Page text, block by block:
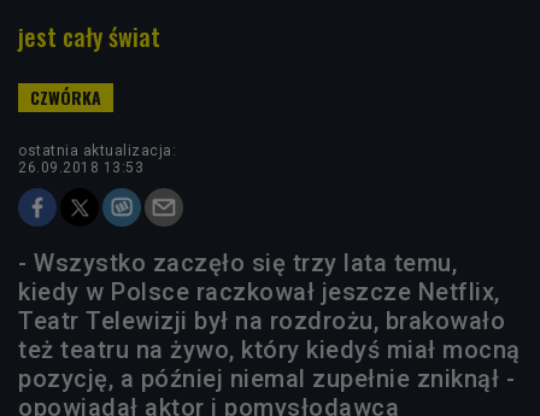
jest cały świat
ostatnia aktualizacja:
26.09.2018 13:53
- Wszystko zaczęło się trzy lata temu,
kiedy w Polsce raczkował jeszcze Netflix,
Teatr Telewizji był na rozdrożu, brakowało
też teatru na żywo, który kiedyś miał mocną
pozycję, a później niemal zupełnie zniknął -
opowiadał aktor i pomysłodawca